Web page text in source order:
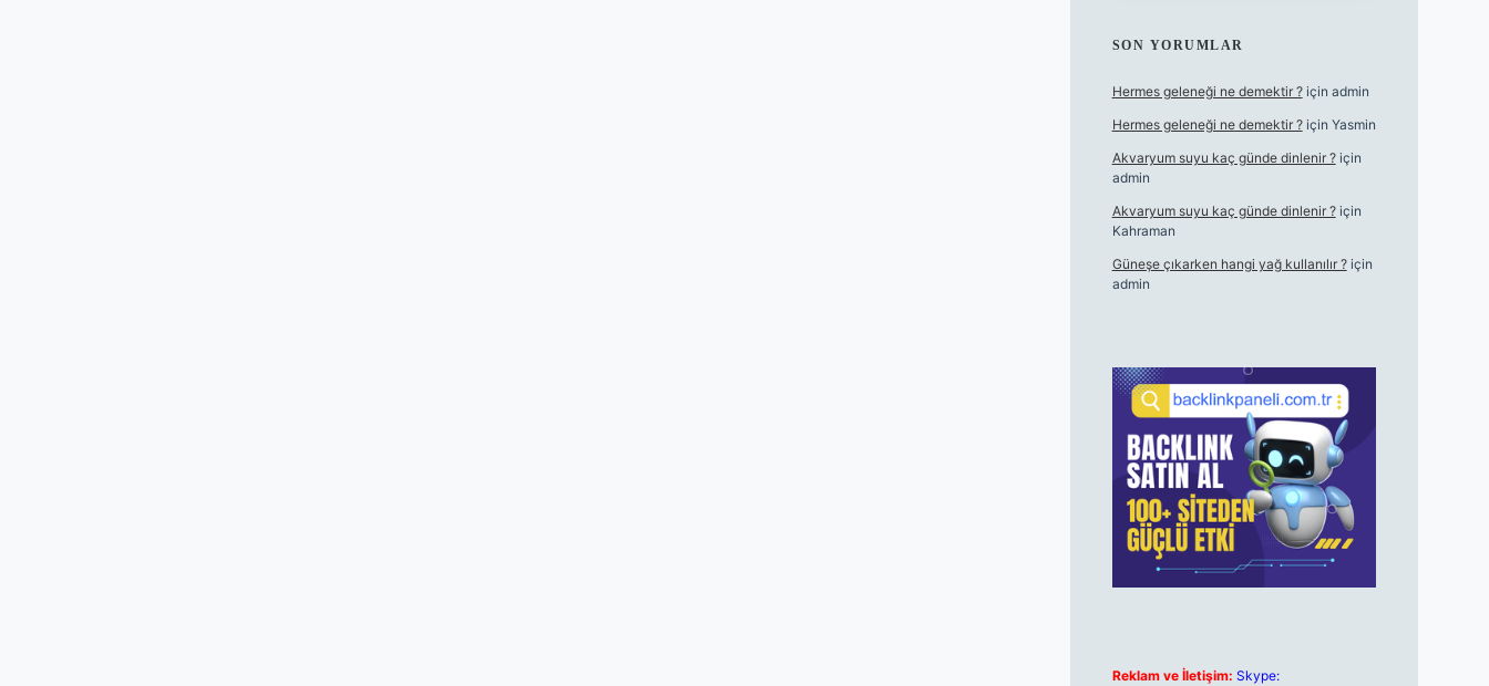
SON YORUMLAR
Hermes geleneği ne demektir ?için admin
Hermes geleneği ne demektir ?için Yasmin
Akvaryum suyu kaç günde dinlenir ?için
admin
Akvaryum suyu kaç günde dinlenir ?için
Kahraman
Güneşe çıkarken hangi yağ kullanılır ?için
admin
Reklam ve İletişim: Skype: